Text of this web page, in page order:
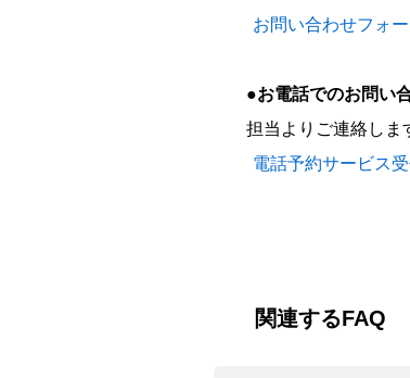
お問い合わせフォ
●お電話でのお問い
担当よりご連絡しま
電話予約サービス
関連するFAQ